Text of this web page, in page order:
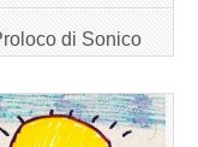
di Sonico